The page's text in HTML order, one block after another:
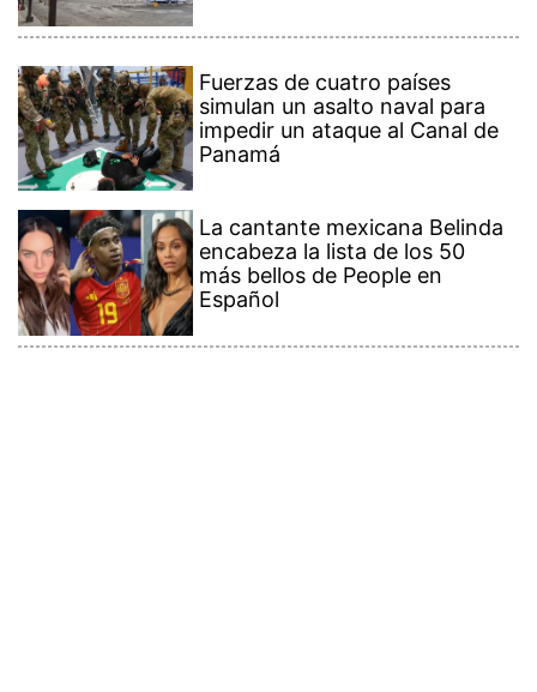
Fuerzas de cuatro países
simulan un asalto naval para
impedir un ataque al Canal de
Panamá
La cantante mexicana Belinda
encabeza la lista de los 50
más bellos de People en
Español